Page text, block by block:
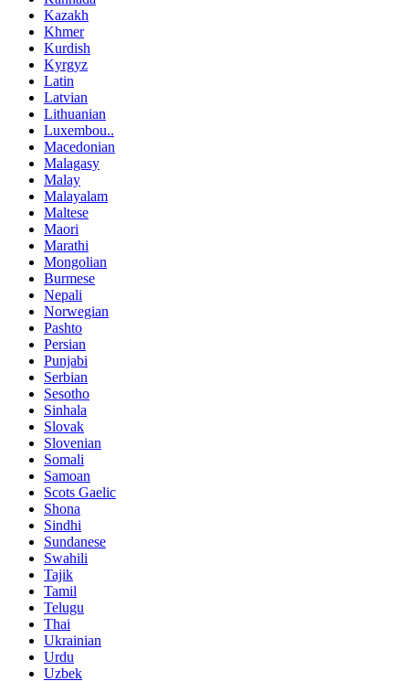
Kazakh
Khmer
Kurdish
Kyrgyz
Latin
Latvian
Lithuanian
Luxembou..
Macedonian
Malagasy
Malay
Malayalam
Maltese
Maori
Marathi
Mongolian
Burmese
Nepali
Norwegian
Pashto
Persian
Punjabi
Serbian
Sesotho
Sinhala
Slovak
Slovenian
Somali
Samoan
Scots Gaelic
Shona
Sindhi
Sundanese
Swahili
Tajik
Tamil
Telugu
Thai
Ukrainian
Urdu
Uzbek